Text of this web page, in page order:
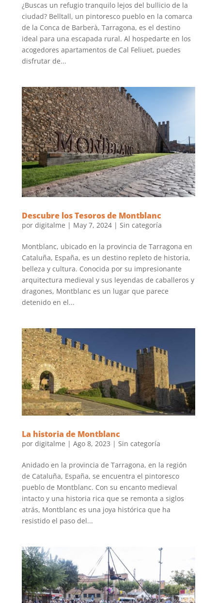
¿Buscas un refugio tranquilo lejos del bullicio de la
ciudad? Belltall, un pintoresco pueblo en la comarca
de la Conca de Barberà, Tarragona, es el destino
ideal para una escapada rural. Al hospedarte en los
acogedores apartamentos de Cal Feliuet, puedes
disfrutar de...
Descubre los Tesoros de Montblanc
por digitalme | May 7, 2024| Sin categoría
Montblanc, ubicado en la provincia de Tarragona en
Cataluña, España, es un destino repleto de historia,
belleza y cultura. Conocida por su impresionante
arquitectura medieval y sus leyendas de caballeros y
dragones, Montblanc es un lugar que parece
detenido en el...
La historia de Montblanc
por digitalme | Ago 8, 2023 | Sin categoría
Anidado en la provincia de Tarragona, en la región
de Cataluña, España, se encuentra el pintoresco
pueblo de Montblanc. Con su encanto medieval
intacto y una historia rica que se remonta a siglos
atrás, Montblanc es una joya histórica que ha
resistido el paso del...